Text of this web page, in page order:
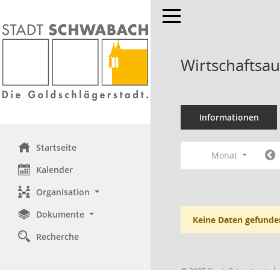
Startseite
Kalender
Organisation
Dokumente
Recherche
Toggle navigation
Informationen
Monat
Keine Daten